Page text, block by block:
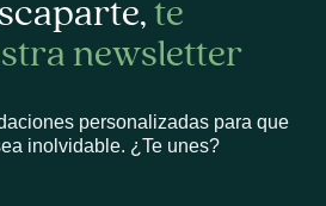
te
newsletter
personalizadas para que
inolvidable. ¿Te unes?